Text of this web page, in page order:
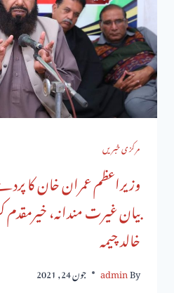
مرکزی خبریں
وزیراعظم عمران خان کا
بیان غیرت مندانہ،
خالد چیمہ
By
admin جون 24, 2021